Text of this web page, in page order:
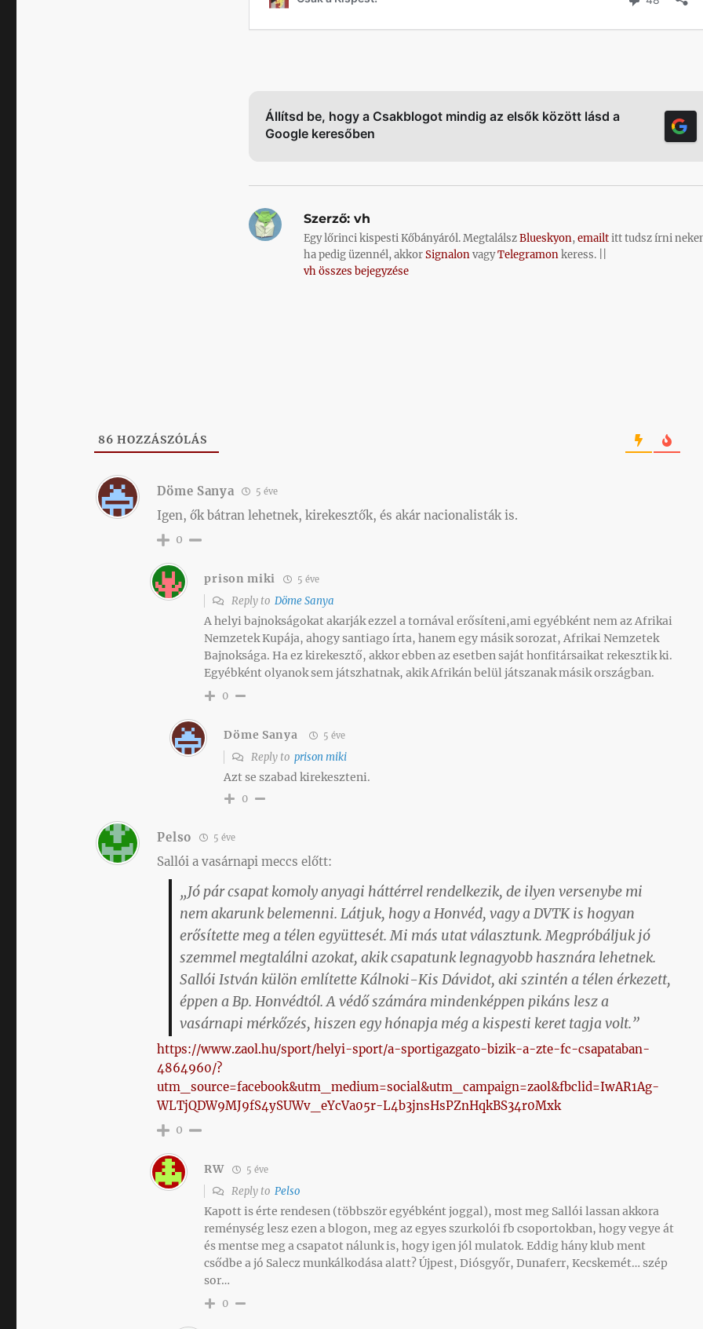
Állítsd be, hogy a Csakblogot mindig az elsők között lásd a
Google keresőben
Szerző:vh
Egy lőrinci kispesti Kőbányáról. MegtalálszBlueskyon,emailtitt tudsz írni
ha pedig üzennél, akkorSignalonvagyTelegramonkeress. ||
vh összes bejegyzése
86 HOZZÁSZÓLÁS
Döme Sanya 5 éve
Igen, ők bátran lehetnek, kirekesztők, és akár nacionalisták is.
0
prison miki 5 éve
Reply toDöme Sanya
A helyi bajnokságokat akarják ezzel a tornával erősíteni,ami egyébként nem az Afrikai
Nemzetek Kupája, ahogy santiago írta, hanem egy másik sorozat, Afrikai Nemzetek
Bajnoksága. Ha ez kirekesztő, akkor ebben az esetben saját honfitársaikat rekesztik ki.
Egyébként olyanok sem játszhatnak, akik Afrikán belül játszanak másik országban.
0
Döme Sanya 5 éve
Reply toprison miki
Azt se szabad kirekeszteni.
0
Pelso 5 éve
Sallói a vasárnapi meccs előtt:
„Jó pár csapat komoly anyagi háttérrel rendelkezik, de ilyen versenybe mi
nem akarunk belemenni. Látjuk, hogy a Honvéd, vagy a DVTK is hogyan
erősítette meg a télen együttesét. Mi más utat választunk. Megpróbáljuk jó
szemmel megtalálni azokat, akik csapatunk legnagyobb hasznára lehetnek.
Sallói István külön említette Kálnoki-Kis Dávidot, aki szintén a télen érkezett,
éppen a Bp. Honvédtól. A védő számára mindenképpen pikáns lesz a
vasárnapi mérkőzés, hiszen egy hónapja még a kispesti keret tagja volt.”
https://www.zaol.hu/sport/helyi-sport/a-sportigazgato-bizik-a-zte-fc-csapataban-
4864960/?
utm_source=facebook&utm_medium=social&utm_campaign=zaol&fbclid=IwAR1Ag-
WLTjQDW9MJ9fS4ySUWv_eYcVa05r-L4b3jnsHsPZnHqkBS34r0Mxk
0
RW 5 éve
Reply toPelso
Kapott is érte rendesen (többször egyébként joggal), most meg Sallói lassan akkora
reménység lesz ezen a blogon, meg az egyes szurkolói fb csoportokban, hogy vegye át
és mentse meg a csapatot nálunk is, hogy igen jól mulatok. Eddig hány klub ment
csődbe a jó Salecz munkálkodása alatt? Újpest, Diósgyőr, Dunaferr, Kecskemét… szép
sor…
0